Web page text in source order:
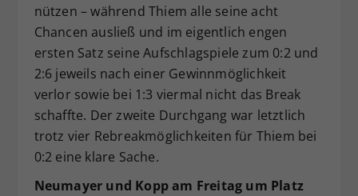
nützen – während Thiem alle seine acht
Chancen ausließ und im eigentlich engen
ersten Satz seine Aufschlagspiele zum 0:2 und
2:6 jeweils nach einer Gewinnmöglichkeit
verlor sowie bei 1:3 viermal nicht das Break
schaffte. Der zweite Durchgang war letztlich
trotz vier Rebreakmöglichkeiten für Thiem bei
0:2 eine klare Sache.
Neumayer und Kopp am Freitag um Platz